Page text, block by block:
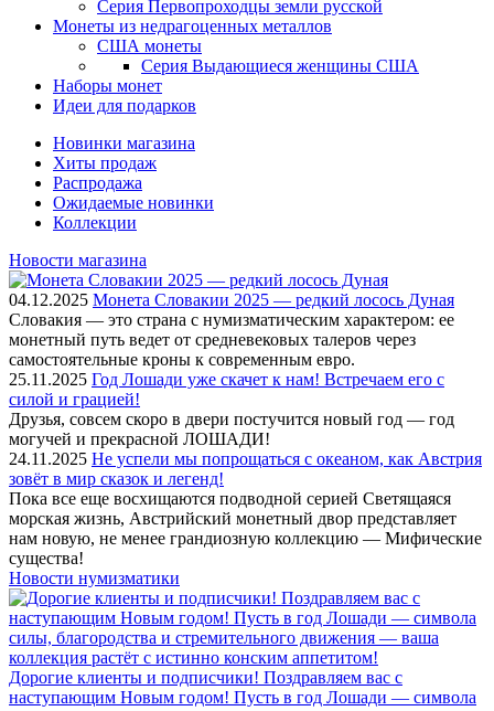
Серия Первопроходцы земли русской
Монеты из недрагоценных металлов
США монеты
Серия Выдающиеся женщины США
Наборы монет
Идеи для подарков
Новинки магазина
Хиты продаж
Распродажа
Ожидаемые новинки
Коллекции
Новости магазина
04.12.2025 Монета Словакии 2025 — редкий лосось Дуная
Словакия — это страна с нумизматическим характером: ее
монетный путь ведет от средневековых талеров через
самостоятельные кроны к современным евро.
25.11.2025 Год Лошади уже скачет к нам! Встречаем его с
силой и грацией!
Друзья, совсем скоро в двери постучится новый год — год
могучей и прекрасной ЛОШАДИ!
24.11.2025 Не успели мы попрощаться с океаном, как Австрия
зовёт в мир сказок и легенд!
Пока все еще восхищаются подводной серией Светящаяся
морская жизнь, Австрийский монетный двор представляет
нам новую, не менее грандиозную коллекцию — Мифические
существа!
Новости нумизматики
Дорогие клиенты и подписчики! Поздравляем вас с
наступающим Новым годом! Пусть в год Лошади — символа